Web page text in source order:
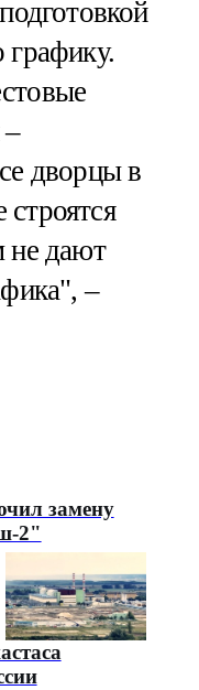
–
дворцы в
не дают
–
замену
2"